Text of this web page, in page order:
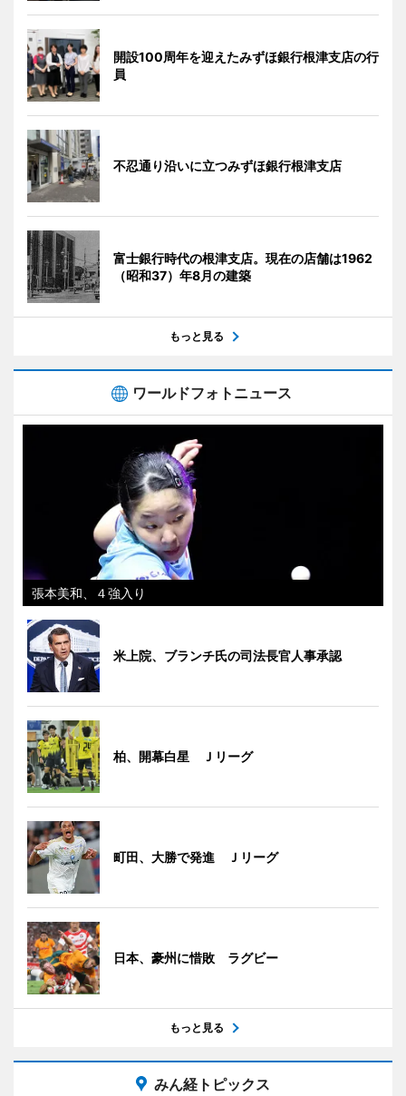
開設100周年を迎えたみずほ銀行根津支店の行
員
不忍通り沿いに立つみずほ銀行根津支店
富士銀行時代の根津支店。現在の店舗は1962
（昭和37）年8月の建築
もっと見る
ワールドフォトニュース
張本美和、４強入り
米上院、ブランチ氏の司法長官人事承認
柏、開幕白星 Ｊリーグ
町田、大勝で発進 Ｊリーグ
日本、豪州に惜敗 ラグビー
もっと見る
みん経トピックス